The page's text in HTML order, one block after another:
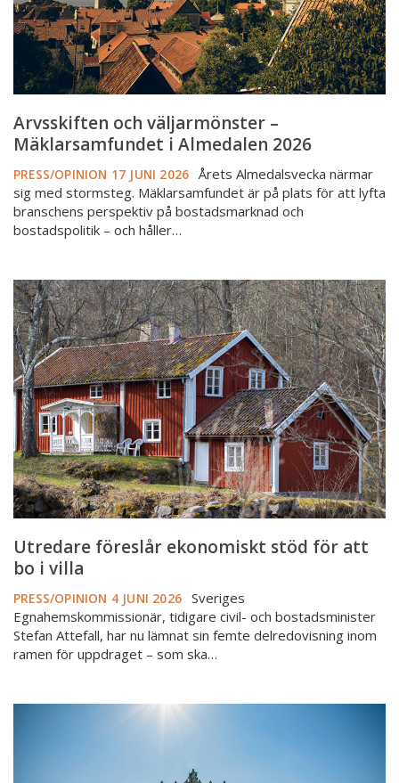
2026
Arvsskiften och väljarmönster –
Mäklarsamfundet i Almedalen 2026
PRESS/OPINION 17 JUNI 2026 Årets Almedalsvecka närmar
sig med stormsteg. Mäklarsamfundet är på plats för att lyfta
branschens perspektiv på bostadsmarknad och
bostadspolitik – och håller…
Utredare
föreslår
ekonomiskt
stöd
för
att
bo
villa
Utredare föreslår ekonomiskt stöd för att
bo i villa
PRESS/OPINION 4 JUNI 2026 Sveriges
Egnahemskommissionär, tidigare civil- och bostadsminister
Stefan Attefall, har nu lämnat sin femte delredovisning inom
ramen för uppdraget – som ska…
Riksdagen